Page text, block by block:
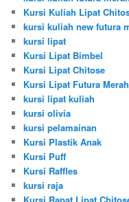
Kursi Kuliah Lipat
kursi kuliah new futura
kursi lipat
Kursi Lipat Bimbel
Kursi Lipat Chitose
Kursi Lipat Futura Merah
kursi lipat kuliah
kursi olivia
kursi pelamainan
Kursi Plastik Anak
Kursi Puff
Kursi Raffles
kursi raja
Kursi Rapat Lipat